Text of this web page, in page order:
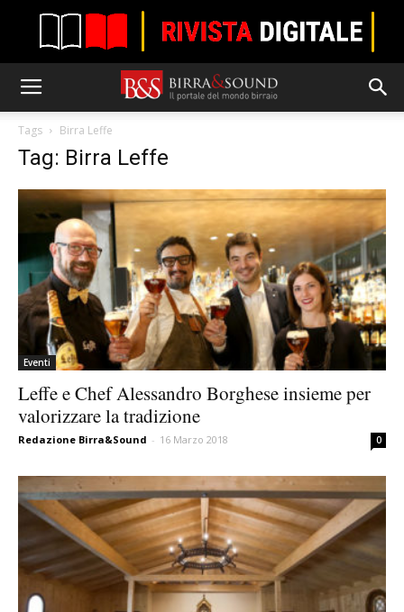
Tags Birra Leffe
Tag: Birra Leffe
Eventi
Leffe e Chef Alessandro Borghese insieme per
valorizzare la tradizione
Redazione Birra&Sound - 16 Marzo 2018 0